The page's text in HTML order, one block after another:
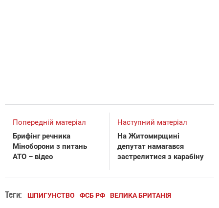
Попередній матеріал
Брифінг речника
Міноборони з питань
АТО – відео
Наступний матеріал
На Житомирщині
депутат намагався
застрелитися з карабіну
Теги: ШПИГУНСТВО ФСБ РФ ВЕЛИКА БРИТАНІЯ